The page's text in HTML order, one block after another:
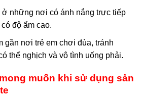
ở những nơi có ánh nắng trực tiếp
độ ẩm cao.
gần nơi trẻ em chơi đùa, tránh
thể nghịch và vô tình uống phải.
muốn khi sử dụng sản